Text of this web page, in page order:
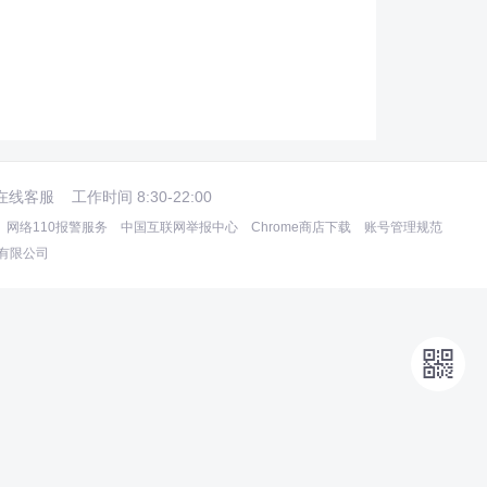

线客服 工作时间 8:30-22:00
网络110报警服务 中国互联网举报中心 Chrome商店下载
账号管理规范
限公司